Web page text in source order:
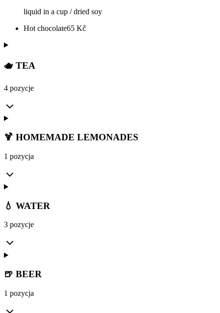
liquid in a cup / dried soy
Hot chocolate65 Kč
🫖 TEA
4 pozycje
🍹 HOMEMADE LEMONADES
1 pozycja
💧 WATER
3 pozycje
🍺 BEER
1 pozycja